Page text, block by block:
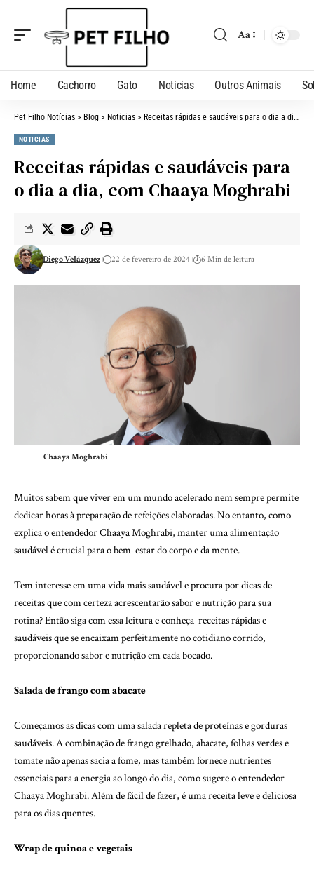
Aa
Home Cachorro Gato Noticias Outros Animais
Pet Filho Notícias > Blog > Noticias > Receitas rápidas e saudáveis para o dia a dia, com Chaaya Moghrabi
NOTICIAS
Receitas rápidas e saudáveis para
o dia a dia, com Chaaya Moghrabi
Diego Velázquez 22 de fevereiro de 2024 6 Min de leitura
Chaaya Moghrabi
Muitos sabem que viver em um mundo acelerado nem sempre permite
dedicar horas à preparação de refeições elaboradas. No entanto, como
explica o entendedorChaaya Moghrabi, manter uma alimentação
saudável é crucial para o bem-estar do corpo e da mente.
Tem interesse em uma vida mais saudável e procura por dicas de
receitas que com certeza acrescentarão sabor e nutrição para sua
rotina? Então siga com essa leitura e conheça receitas rápidas e
saudáveis que se encaixam perfeitamente no cotidiano corrido,
proporcionando sabor e nutrição em cada bocado.
Salada de frango com abacate
Começamos as dicas com uma salada repleta de proteínas e gorduras
saudáveis. A combinação de frango grelhado, abacate, folhas verdes e
tomate não apenas sacia a fome, mas também fornece nutrientes
essenciais para a energia ao longo do dia, como sugere o entendedor
Chaaya Moghrabi. Além de fácil de fazer, é uma receita leve e deliciosa
para os dias quentes.
Wrap de quinoa e vegetais